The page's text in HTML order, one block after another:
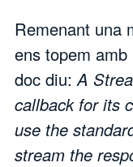
Remenant una
ens topem amb
doc diu: A
callback for its
use the
stream the